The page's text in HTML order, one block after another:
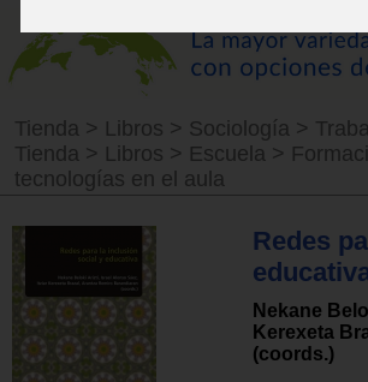
Tienda > Libros > Sociología >
Tienda > Libros > Escuela >
tecnologías en el aula
Redes
Nekane
Kerexeta
(coords.)